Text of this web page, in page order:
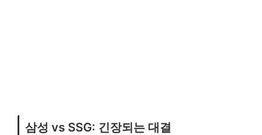
삼성 vs SSG: 긴장되는 대결